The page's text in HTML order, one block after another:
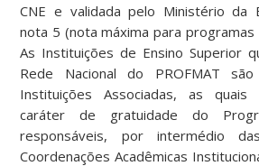
CNE e validada pelo Ministério da
nota 5 (nota máxima para
As Instituições de Ensino Superior
Rede Nacional do PROFMAT são
Instituições Associadas, as quais
caráter de gratuidade do
responsáveis, por intermédio
Coordenações Acadêmicas